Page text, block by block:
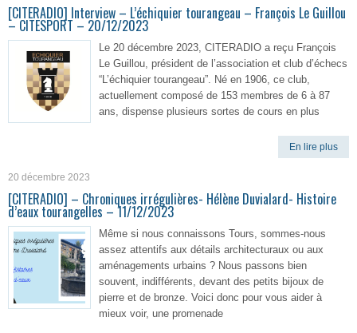
[CITERADIO] Interview – L’échiquier tourangeau – François Le Guillou
– CITESPORT – 20/12/2023
Le 20 décembre 2023, CITERADIO a reçu François
Le Guillou, président de l’association et club d’échecs
“L’échiquier tourangeau”. Né en 1906, ce club,
actuellement composé de 153 membres de 6 à 87
ans, dispense plusieurs sortes de cours en plus
En lire plus
20 décembre 2023
[CITERADIO] – Chroniques irrégulières- Hélène Duvialard- Histoire
d’eaux tourangelles – 11/12/2023
Même si nous connaissons Tours, sommes-nous
assez attentifs aux détails architecturaux ou aux
aménagements urbains ? Nous passons bien
souvent, indifférents, devant des petits bijoux de
pierre et de bronze. Voici donc pour vous aider à
mieux voir, une promenade